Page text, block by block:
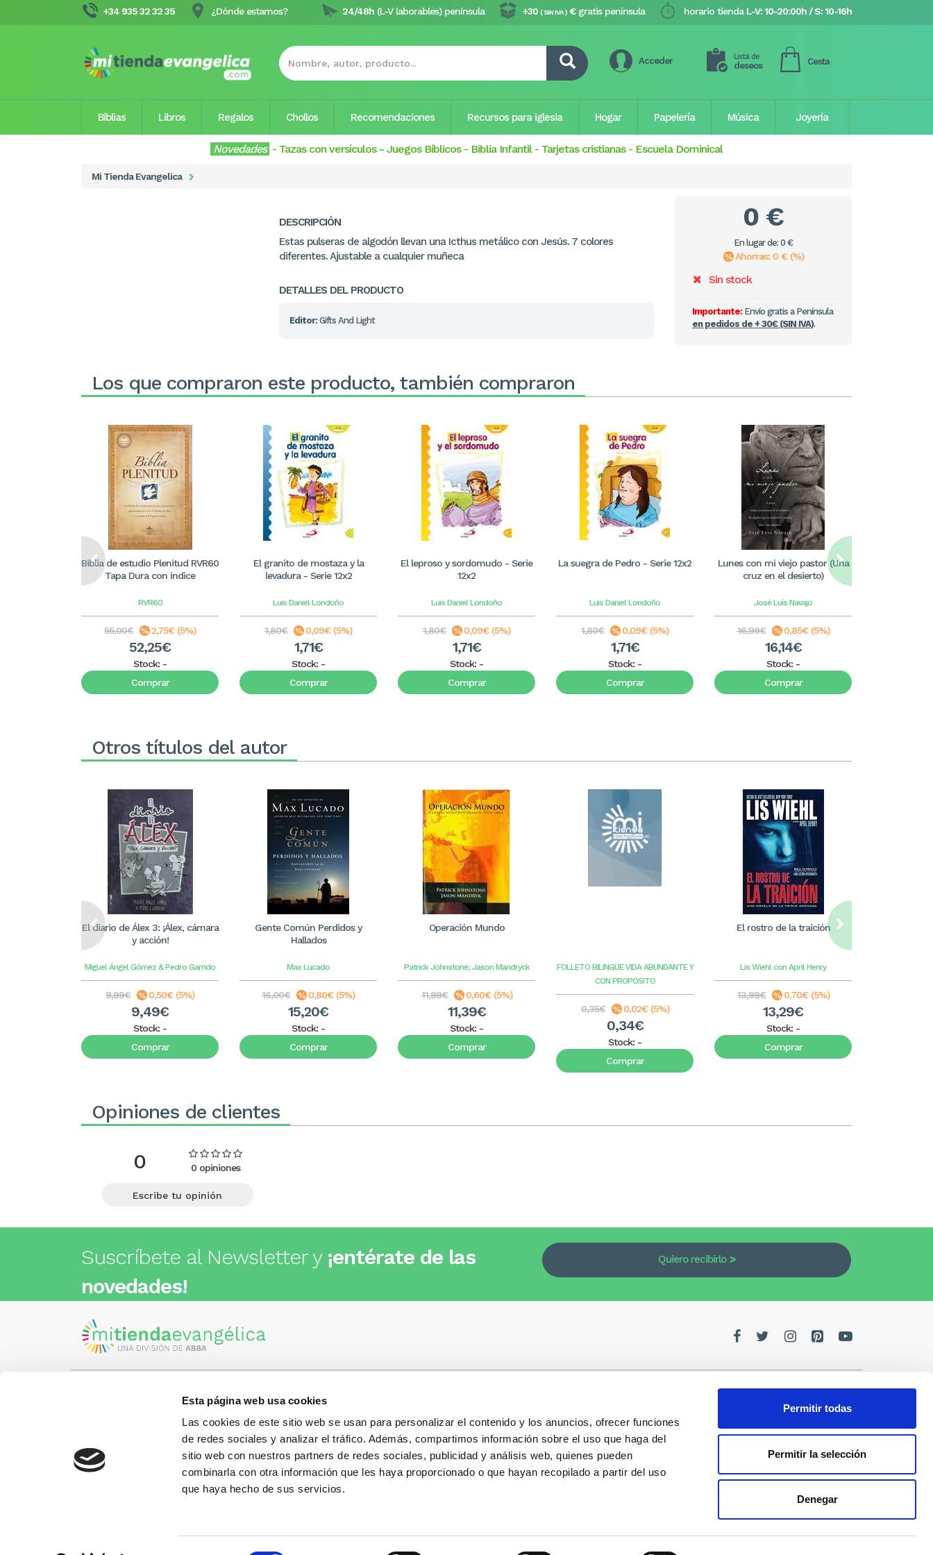
Esta página web usa cookies
Las cookies de este sitio web se usan para personalizar el contenido y los anuncios, ofrecer funciones
de redes sociales y analizar el tráfico. Además, compartimos información sobre el uso que haga del
sitio web con nuestros partners de redes sociales, publicidad y análisis web, quienes pueden
combinarla con otra información que les haya proporcionado o que hayan recopilado a partir del uso
que haya hecho de sus servicios.
Permitir todas
Permitir la selección
Denegar
+34 935 32 32 35 ¿Dónde estamos? horario tienda L-V: 10-20:00h / S: 10-16h
+30 ( SIN IVA ) €gratis península
24/48h (L-V laborables) península
Acceder Lista de
deseos Cesta
Biblias Libros Regalos Chollos Recomendaciones Recursos para iglesia Hogar Papelería Música Joyería
Novedades - Tazas con versículos- Juegos Bíblicos- Biblia Infantil- Tarjetas cristianas - Escuela Dominical
Mi Tienda Evangelica
DESCRIPCIÓN
Estas pulseras de algodón llevan una Icthus metálico con Jesús. 7 colores
diferentes. Ajustable a cualquier muñeca
DETALLES DEL PRODUCTO
Editor: Gifts And Light
0 €
En lugar de: 0 €
Ahorras: 0 € (%)
Sin stock
Importante:Envío gratis a Península
en pedidos de + 30€ (SIN IVA).
Los que compraron este producto, también compraron
Biblia de estudio Plenitud RVR60
Tapa Dura con índice
RVR60
55,00€ 2,75€ (5%)
52,25€
Stock: -
Comprar
El granito de mostaza y la
levadura - Serie 12x2
Luis Daniel Londoño
1,80€ 0,09€ (5%)
1,71€
Stock: -
Comprar
El leproso y sordomudo - Serie
12x2
Luis Daniel Londoño
1,80€ 0,09€ (5%)
1,71€
Stock: -
Comprar
La suegra de Pedro - Serie 12x2
Luis Daniel Londoño
1,80€ 0,09€ (5%)
1,71€
Stock: -
Comprar
Lunes con mi viejo pastor (Una
cruz en el desierto)
José Luís Navajo
16,99€ 0,85€ (5%)
16,14€
Stock: -
Comprar
Otros títulos del autor
El diario de Álex 3: ¡Álex, cámara
y acción!
Miguel Ángel Gómez & Pedro Garrido
9,99€ 0,50€ (5%)
9,49€
Stock: -
Comprar
Gente Común Perdidos y
Hallados
Max Lucado
16,00€ 0,80€ (5%)
15,20€
Stock: -
Comprar
Operación Mundo
Patrick Johnstone; Jason Mandryck
11,99€ 0,60€ (5%)
11,39€
Stock: -
Comprar
FOLLETO BILINGUE VIDA ABUNDANTE Y
CON PROPOSITO
0,35€ 0,02€ (5%)
0,34€
Stock: -
Comprar
El rostro de la traición
Lis Wiehl con April Henry
13,99€ 0,70€ (5%)
13,29€
Stock: -
Comprar
Opiniones de clientes
0 0 opiniones
Escribe tu opinión
Suscríbete al Newsletter y ¡entérate de las
novedades!
Quiero recibirlo
Visita nuestra tienda
Metro: ¿Cómo llegar?
• Encants (L2) - a 1 calle
• Glòries (L1) - a 3 calles
• Sagrada Familia (L2, L5) - a 6
+34 935 32 32 35
¿Tienes dudas, consultas o preguntas?
Llámanos y te contestaremos con mucho
gusto.
Política de privacidad
Política de privacidad redes
Condiciones generales de la
compra
Contacto